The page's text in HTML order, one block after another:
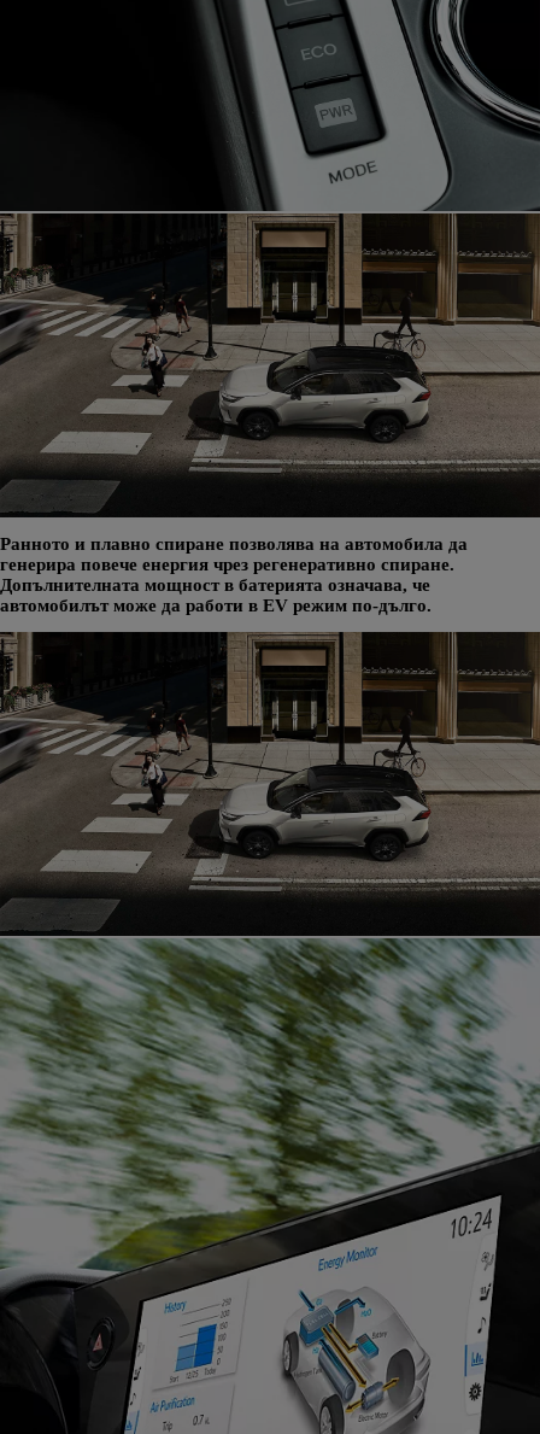
Ранното и плавно спиране позволява на автомобила да
генерира повече енергия чрез регенеративно спиране.
Допълнителната мощност в батерията означава, че
автомобилът може да работи в EV режим по-дълго.